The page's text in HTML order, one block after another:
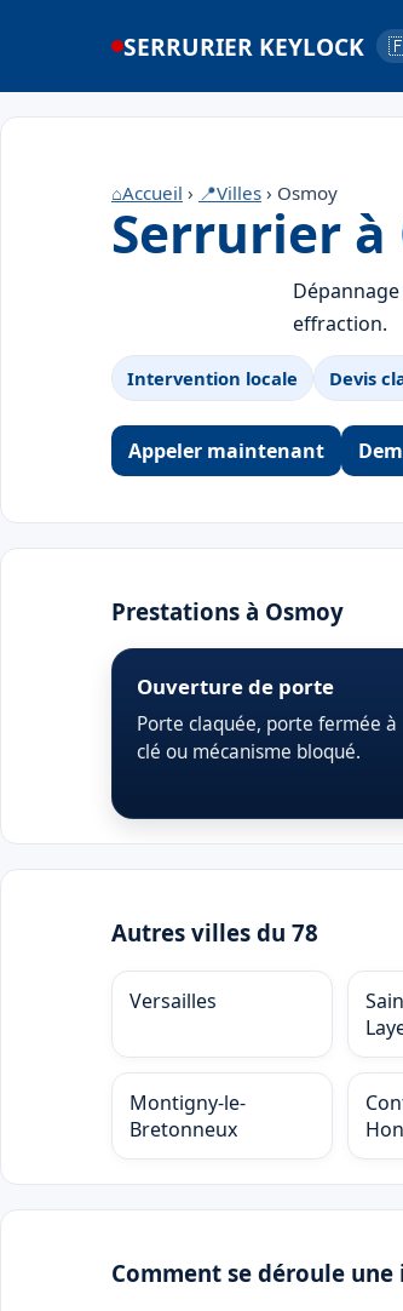
SERRURIER KEYLOCK
⌂Accueil › 📍Villes › Osmoy
Serrurier à
effraction.
Intervention locale Devis
Appeler maintenant
Prestations à Osmoy
Ouverture de porte
Porte claquée, porte fermée à
clé ou mécanisme bloqué.
Autres villes du 78
Versailles
Montigny-le-
Bretonneux
Comment se déroule une